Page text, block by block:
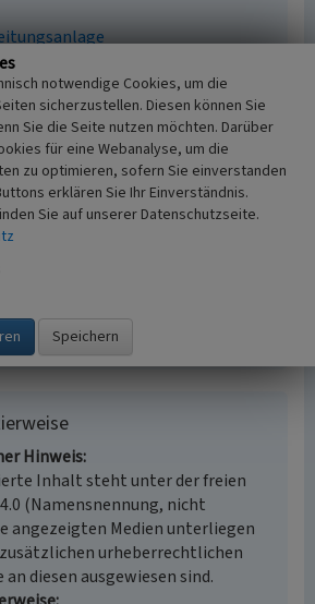
Fachdatenbank
Hinweis
Inhalt steht unter der freien
4.0 (Namensnennung, nicht
angezeigten Medien unterliegen
urheberrechtlichen
diesen ausgewiesen sind.
notwendige Cookies, um die
sicherzustellen. Diesen können Sie
Sie die Seite nutzen möchten. Darüber
für eine Webanalyse, um die
zu optimieren, sofern Sie einverstanden
erklären Sie Ihr Einverständnis.
Sie auf unserer Datenschutzseite.